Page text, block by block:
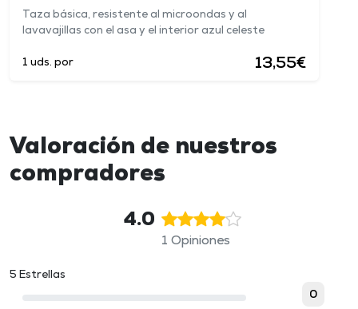
Taza básica, resistente al microondas y al
lavavajillas con el asa y el interior azul celeste
1 uds. por 13,55€
Valoración de nuestros
compradores
4.0
1 Opiniones
5 Estrellas
0